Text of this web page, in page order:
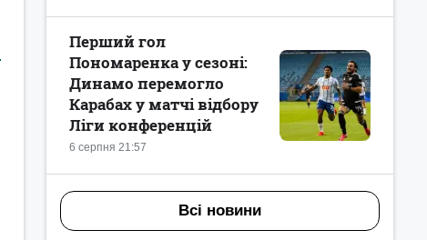
6 серпня 21:57
Перший гол
Пономаренка у сезоні:
Динамо перемогло
Карабах у матчі відбору
Ліги конференцій
Всі новини